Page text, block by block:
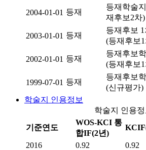
2004-01-01 등재
등재학술
재후보2차)
2003-01-01 등재
등재후보 1
(등재후보
2002-01-01 등재
등재후보
(등재후보
1999-07-01 등재
등재후보
(신규평가)
학술지 인용정보
학술지 인용정
기준연도
WOS-KCI 통
합IF(2년)
2016 0.92 0.92